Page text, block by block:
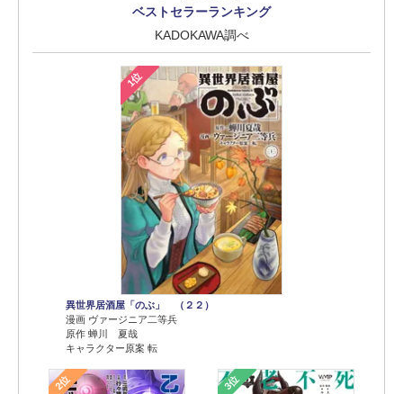
ベストセラーランキング
KADOKAWA調べ
1位
異世界居酒屋「のぶ」 （２２）
漫画 ヴァージニア二等兵
原作 蝉川 夏哉
キャラクター原案 転
2位 3位